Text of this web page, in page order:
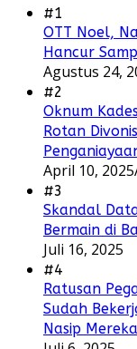
#1
OTT Noel,
Hancur
Agustus 24,
#2
Oknum
Rotan
April 10, 2025
#3
Skandal
Bermain di
Juli 16, 2025
#4
Ratusan
Sudah
Nasip Mereka